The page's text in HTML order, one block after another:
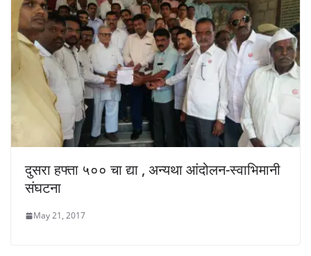
दुसरा हफ्ता ५०० चा द्या , अन्यथा आंदोलन-स्वाभिमानी
संघटना
May 21, 2017